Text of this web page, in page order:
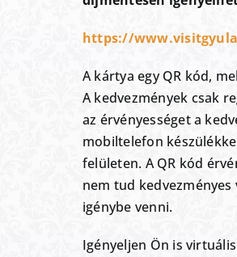
https://
A kártya egy QR kód,
A kedvezmények csak
az érvényességet a
mobiltelefon
felületen. A QR kód
nem tud
igénybe venni.
Igényeljen Ön is